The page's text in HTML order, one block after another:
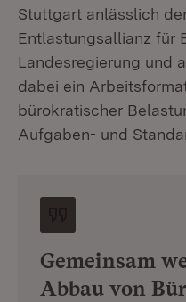
Stuttgart anlässlich
Entlastungsallianz für
Landesregierung und
dabei ein
bürokratischer
Aufgaben- und
Gemeinsam
Abbau von